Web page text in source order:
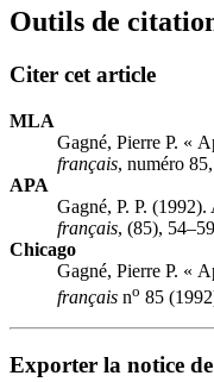
Outils de
Citer cet article
MLA
Gagné, Pierre P. «
français, numéro
APA
Gagné, P. P.
français, (85),
Chicago
Gagné, Pierre P. «
français no 85
Exporter la notice